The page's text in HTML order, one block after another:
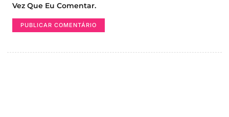
Vez Que Eu Comentar.